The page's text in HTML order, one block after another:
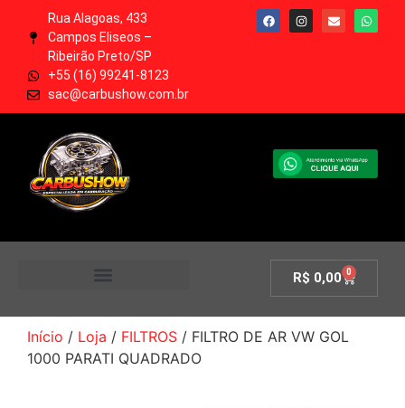
Rua Alagoas, 433
Campos Eliseos –
Ribeirão Preto/SP
+55 (16) 99241-8123
sac@carbushow.com.br
R$ 0,00 0
Início / Loja / FILTROS / FILTRO DE AR VW GOL
1000 PARATI QUADRADO